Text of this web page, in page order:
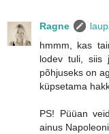
Ragne
hmmm, kas
lodev tuli, siis
põhjuseks on
küpsetama
PS! Püüan
ainus